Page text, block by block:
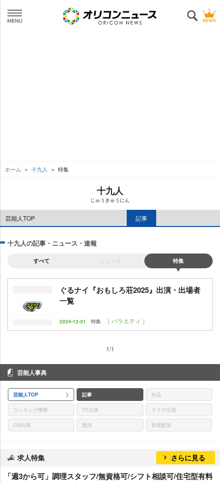
ホーム 十九人 特集
十九人
じゅうきゅうにん
芸能人TOP 記事
十九人の記事・ニュース・速報
すべて ニュース 特集
ぐるナイ『おもしろ荘2025』出演・出場者
一覧
2024-12-31 特集 ｜バラエティ｜
1/1
芸能人事典
芸能人TOP 記事 作品
ランキング情報 TV出演 ドラマ出演
CM出演 歌詞 音楽配信
求人特集 さらに見る
「週3から可」調理スタッフ/無資格可/シフト相談可/住宅型有料